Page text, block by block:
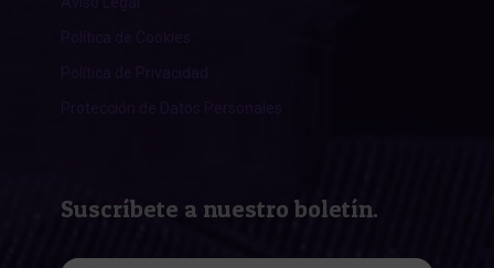
Política de Cookies
Política de Privacidad
Protección de Datos Personales
Suscríbete a nuestro boletín.